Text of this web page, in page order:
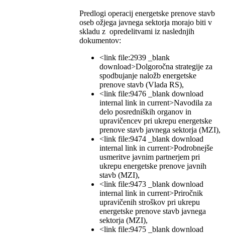
Predlogi operacij energetske prenove stavb
oseb ožjega javnega sektorja morajo biti v
skladu z opredelitvami iz naslednjih
dokumentov:
<link file:2939 _blank
download>Dolgoročna strategije za
spodbujanje naložb energetske
prenove stavb (Vlada RS),
<link file:9476 _blank download
internal link in current>Navodila za
delo posredniških organov in
upravičencev pri ukrepu energetske
prenove stavb javnega sektorja (MZI),
<link file:9474 _blank download
internal link in current>Podrobnejše
usmeritve javnim partnerjem pri
ukrepu energetske prenove javnih
stavb (MZI),
<link file:9473 _blank download
internal link in current>Priročnik
upravičenih stroškov pri ukrepu
energetske prenove stavb javnega
sektorja (MZI),
<link file:9475 _blank download